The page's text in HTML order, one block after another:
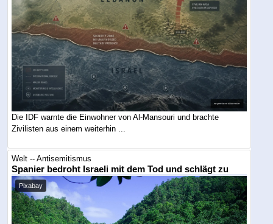
Die IDF warnte die Einwohner von Al-Mansouri und brachte
Zivilisten aus einem weiterhin ...
Welt -- Antisemitismus
Spanier bedroht Israeli mit dem Tod und schlägt zu
Pixabay